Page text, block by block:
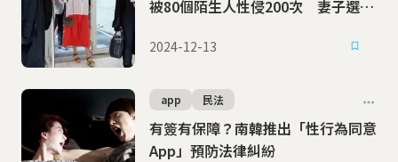
被80個陌生人性侵200次 妻子選擇
2024-12-13
有簽有保障？南韓推出「性行為同意
App」預防法律糾紛
app 民法